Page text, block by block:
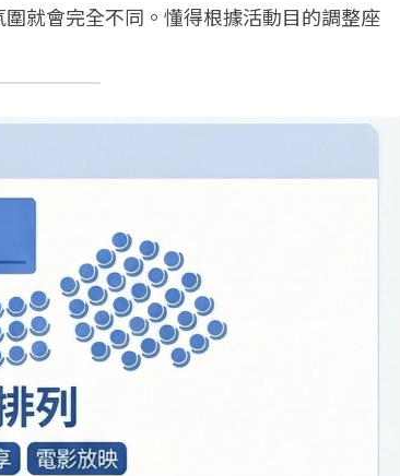
就會完全不同。懂得根據活動目的調整座